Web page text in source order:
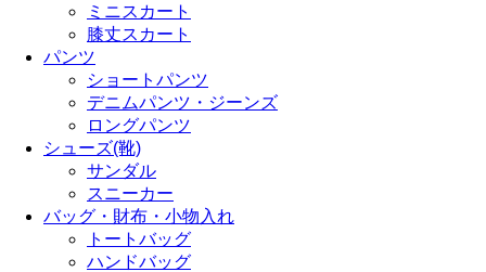
ミニスカート
膝丈スカート
パンツ
ショートパンツ
デニムパンツ・ジーンズ
ロングパンツ
シューズ(靴)
サンダル
スニーカー
バッグ・財布・小物入れ
トートバッグ
ハンドバッグ